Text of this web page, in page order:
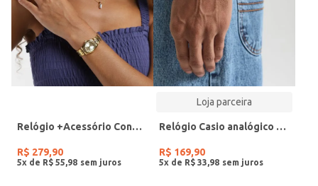
Relógio +Acessório Condor Feminino DOURADO
R$ 279,90
5x de R$ 55 98
Loja parceira
Relógio Casio analógico MW-240-4BVDF-SC
R$ 169,90
5x de R$ 33 98